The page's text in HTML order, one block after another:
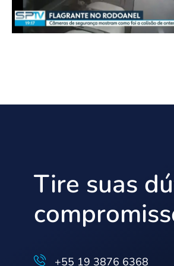
Tire suas
+55 19 3876 6368